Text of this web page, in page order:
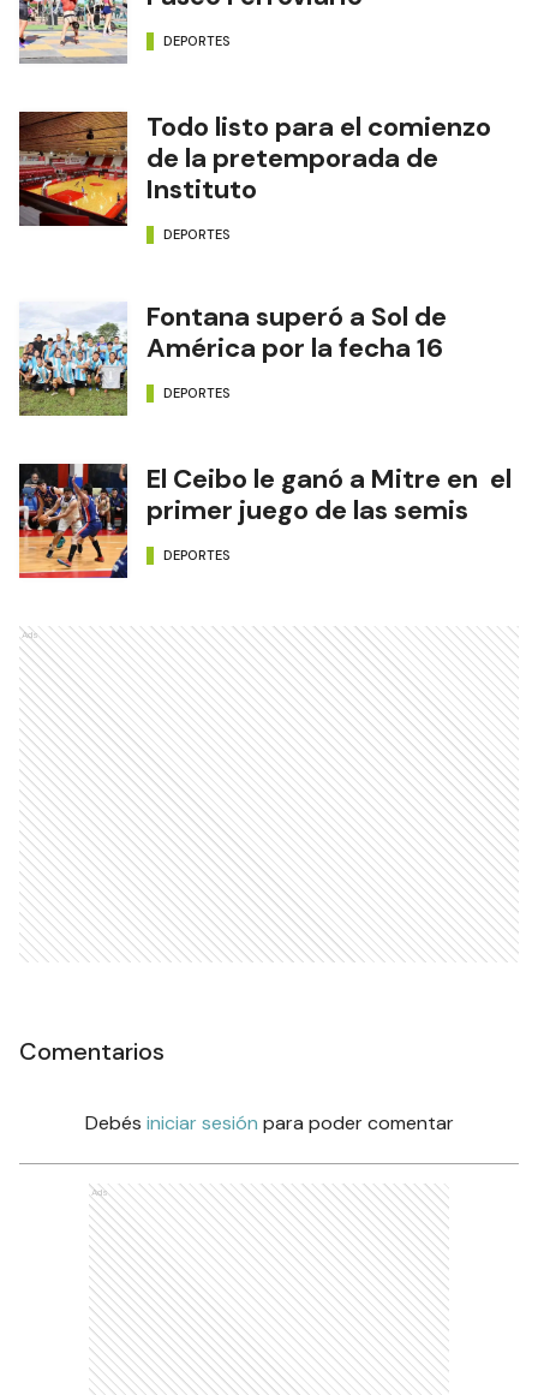
DEPORTES
Todo listo para el comienzo
de la pretemporada de
Instituto
DEPORTES
Fontana superó a Sol de
América por la fecha 16
DEPORTES
El Ceibo le ganó a Mitre en el
primer juego de las semis
DEPORTES
Ads
Comentarios
Debés iniciar sesión para poder comentar
Ads